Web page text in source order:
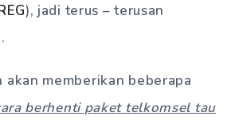
), jadi terus – terusan
akan memberikan beberapa
berhenti paket telkomsel tau